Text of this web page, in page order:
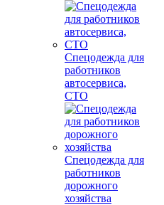
Спецодежда для
работников
автосервиса,
СТО
Спецодежда для
работников
дорожного
хозяйства